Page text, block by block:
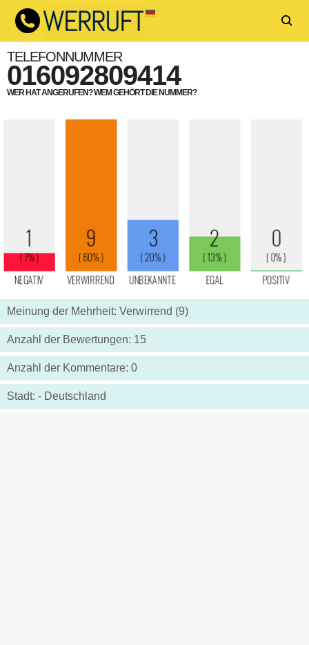
TELEFONNUMMER
016092809414
WER HAT ANGERUFEN? WEM GEHÖRT DIE NUMMER?
Meinung der Mehrheit: Verwirrend (9)
Anzahl der Bewertungen: 15
Anzahl der Kommentare: 0
Stadt: - Deutschland